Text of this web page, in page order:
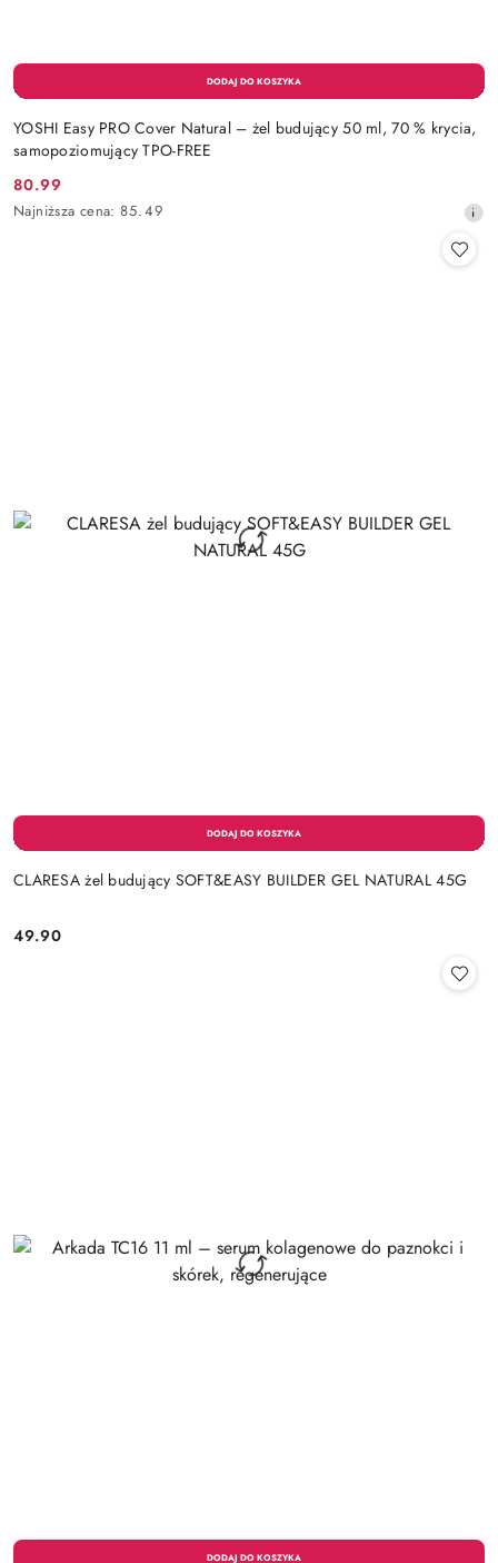
YOSHI Easy PRO Cover Natural – żel budujący 50 ml, 70 % krycia,
samopoziomujący TPO-FREE
Cena
promocyjna:
80.99
Najniższa
Najniższa cena: 85.49
CLARESA żel budujący SOFT&EASY BUILDER GEL NATURAL 45G
Cena:
49.90